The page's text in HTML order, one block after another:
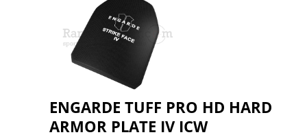
ENGARDE TUFF PRO HD HARD
ARMOR PLATE IV ICW